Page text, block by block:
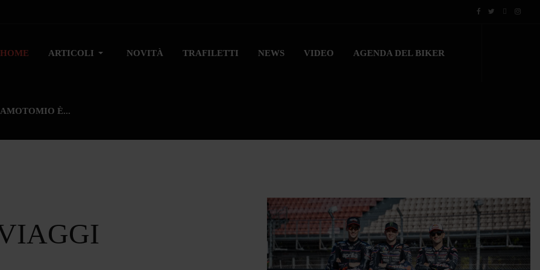
HOME ARTICOLI NOVITÀ TRAFILETTI NEWS VIDEO AGENDA DEL BIKER
AMOTOMIO È...